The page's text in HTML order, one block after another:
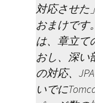
対応させた
おまけです
は、章立て
おし、深い
の対応、
いでに